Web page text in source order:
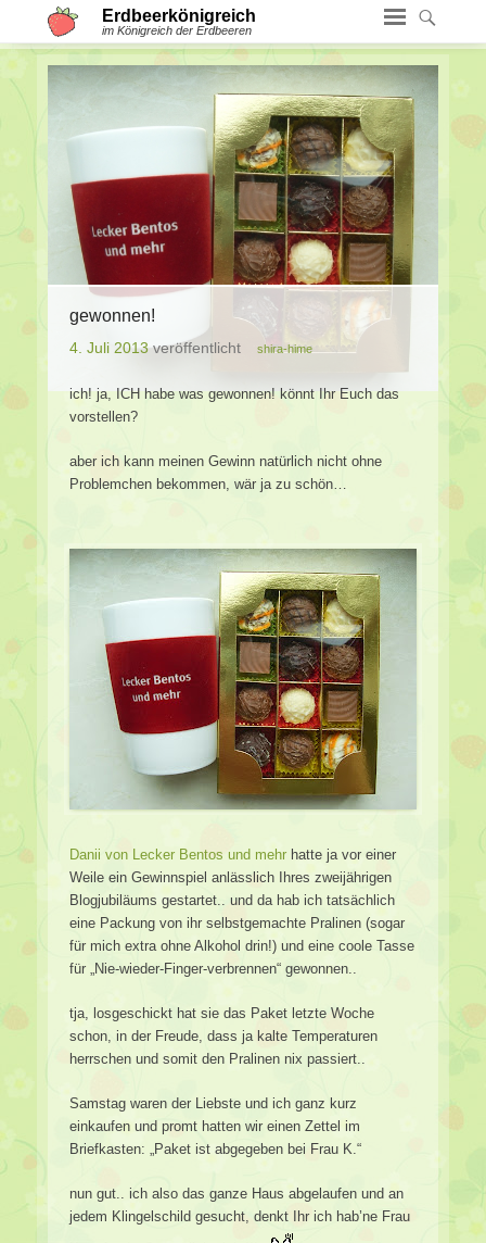
Erdbeerkönigreich
im Königreich der Erdbeeren
gewonnen!
4. Juli 2013veröffentlicht shira-hime
ich! ja, ICH habe was gewonnen! könnt Ihr Euch das
vorstellen?
aber ich kann meinen Gewinn natürlich nicht ohne
Problemchen bekommen, wär ja zu schön…
Danii von Lecker Bentos und mehr hatte ja vor einer
Weile ein Gewinnspiel anlässlich Ihres zweijährigen
Blogjubiläums gestartet.. und da hab ich tatsächlich
eine Packung von ihr selbstgemachte Pralinen (sogar
für mich extra ohne Alkohol drin!) und eine coole Tasse
für „Nie-wieder-Finger-verbrennen“ gewonnen..
tja, losgeschickt hat sie das Paket letzte Woche
schon, in der Freude, dass ja kalte Temperaturen
herrschen und somit den Pralinen nix passiert..
Samstag waren der Liebste und ich ganz kurz
einkaufen und promt hatten wir einen Zettel im
Briefkasten: „Paket ist abgegeben bei Frau K.“
nun gut.. ich also das ganze Haus abgelaufen und an
jedem Klingelschild gesucht, denkt Ihr ich hab’ne Frau